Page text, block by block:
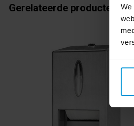
We
Gerelateerde producten